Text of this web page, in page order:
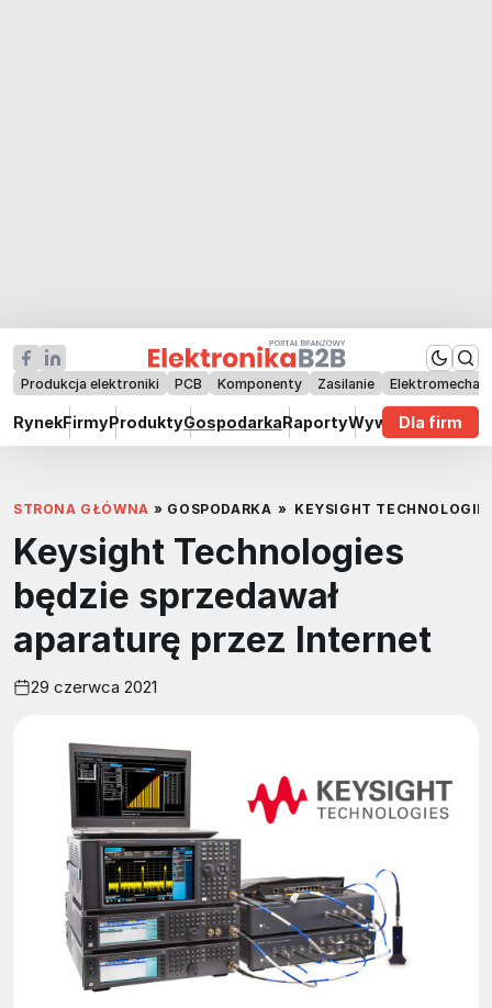
Produkcja elektroniki PCB Komponenty Zasilanie
RynekFirmyProduktyGospodarkaRaportyWywiadyDla firm
STRONA GŁÓWNA » GOSPODARKA » KEYSIGHT
Keysight Technologies
będzie sprzedawał
aparaturę przez Internet
29 czerwca 2021